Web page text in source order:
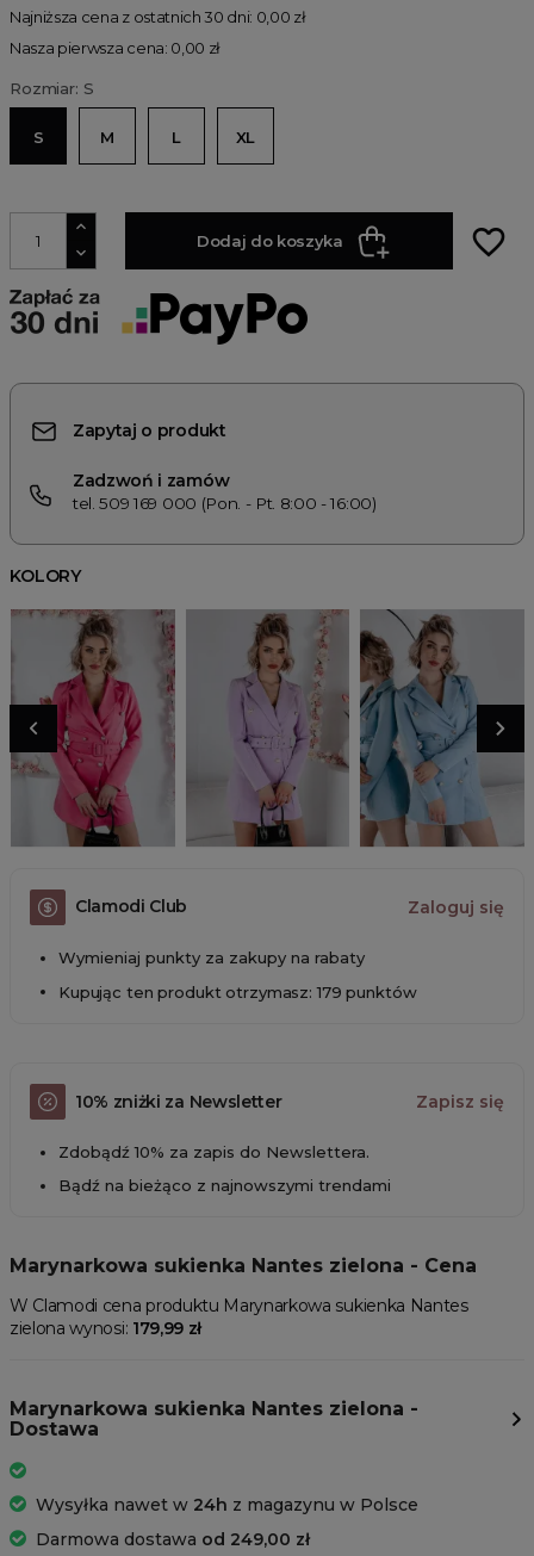
Najniższa cena z ostatnich 30 dni: 0,00 zł
Nasza pierwsza cena: 0,00 zł
Rozmiar: S
S M L XL
Dodaj do koszyka favorite_border
Zapytaj o produkt
Zadzwoń i zamów
tel. 509 169 000 (Pon. - Pt. 8:00 - 16:00)
KOLORY
Clamodi Club Zaloguj się
Wymieniaj punkty za zakupy na rabaty
Kupując ten produkt otrzymasz: 179 punktów
10% zniżki za Newsletter Zapisz się
Zdobądź 10% za zapis do Newslettera.
Bądź na bieżąco z najnowszymi trendami
Marynarkowa sukienka Nantes zielona - Cena
W Clamodi cena produktu Marynarkowa sukienka Nantes
zielona wynosi: 179,99 zł
Marynarkowa sukienka Nantes zielona -
Dostawa
Wysyłka nawet w 24h z magazynu w Polsce
Darmowa dostawa od 249,00 zł